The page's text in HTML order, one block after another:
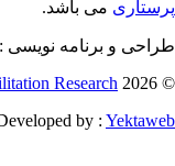
می باشد.
و برنامه نویسی :
©
Research
Developed by :